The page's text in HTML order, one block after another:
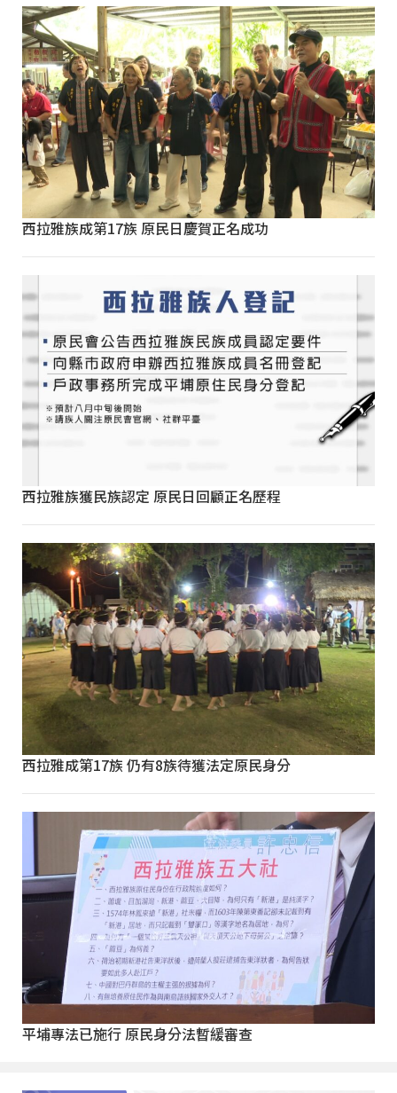
西拉雅族成第17族 原民日慶賀正名成功
西拉雅族獲民族認定 原民日回顧正名歷程
西拉雅成第17族 仍有8族待獲法定原民身分
平埔專法已施行 原民身分法暫緩審查